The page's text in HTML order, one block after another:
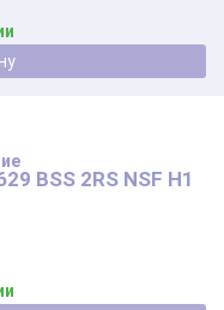
цену
BSS 2RS NSF Н1